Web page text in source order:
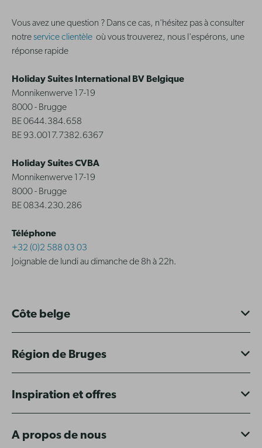
Vous avez une question ? Dans ce cas, n'hésitez pas à consulter
notreservice clientèle où vous trouverez, nous l'espérons, une
réponse rapide
Holiday Suites International BV Belgique
Monnikenwerve 17-19
8000 - Brugge
BE 0644.384.658
BE 93.0017.7382.6367
Holiday Suites CVBA
Monnikenwerve 17-19
8000 - Brugge
BE 0834.230.286
Téléphone
+32 (0)2 588 03 03
Joignable de lundi au dimanche de 8h à 22h.
Côte belge
Région de Bruges
Inspiration et offres
A propos de nous